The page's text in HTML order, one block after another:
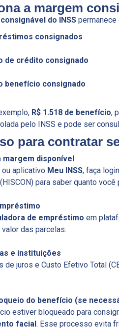
a margem
do INSS permanece
consignados
de crédito consignado
benefício consignado
R$ 1.518 de benefício,
pelo INSS e pode ser
para contratar
margem disponível
aplicativo Meu INSS, faça
para saber quanto você
de empréstimo em
das parcelas.
e instituições
de juros e Custo Efetivo Total
do benefício (se
estiver bloqueado para
facial. Esse processo evita